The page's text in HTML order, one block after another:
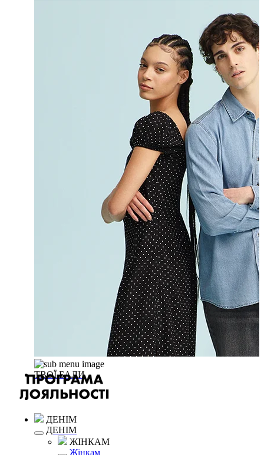
ТВОЇ БАЛИ
ДЕНІМ
ДЕНІМ
ЖІНКАМ
Жінкам